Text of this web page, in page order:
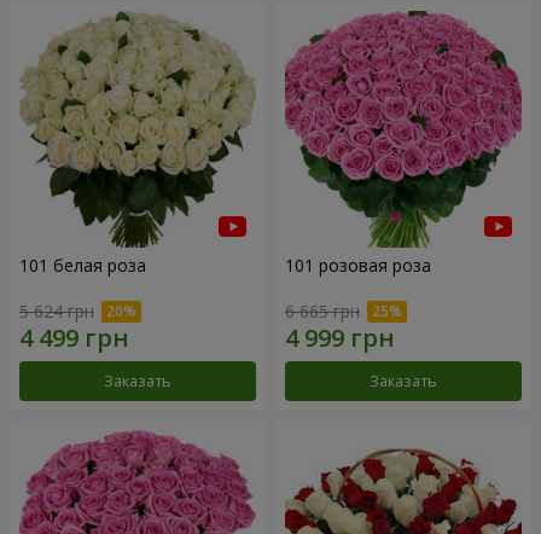
101 белая роза
5 624 грн
Заказать
101 розовая роза
6 665 грн
Заказать